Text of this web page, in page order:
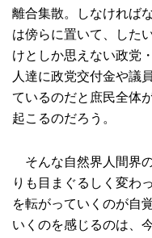
離合集散。しなければ
は傍らに置いて、した
けとしか思えない政党
人達に政党交付金や議
ているのだと庶民全体
起こるのだろう。
そんな自然界人間界
りも目まぐるしく変わ
を転がっていくのが自
いくのを感じるのは、